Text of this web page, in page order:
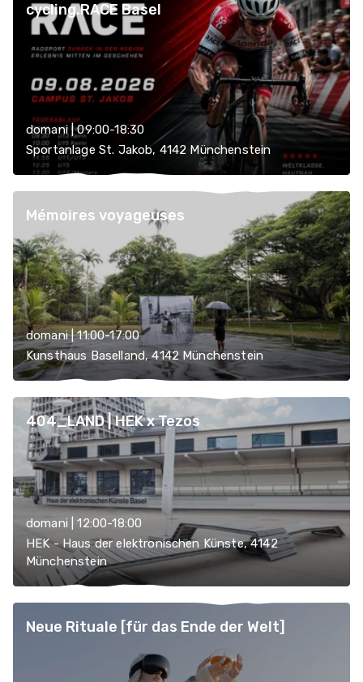
cycling.RACE Basel
domani | 09:00-18:30
Sportanlage St. Jakob, 4142 Münchenstein
Mémoires voyageuses
domani | 11:00-17:00
Kunsthaus Baselland, 4142 Münchenstein
404_LAND | HEK x Tezos
domani | 12:00-18:00
HEK - Haus der elektronischen Künste, 4142
Münchenstein
Neue Rituale [für das Ende der Welt]